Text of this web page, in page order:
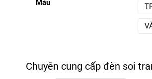
Màu
Chuyên cung cấp đèn soi